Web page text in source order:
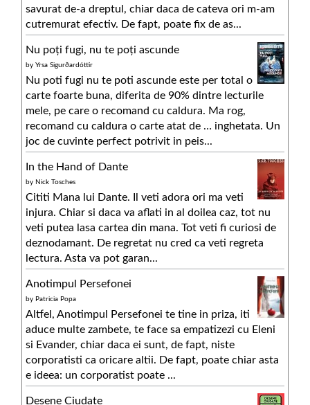
savurat de-a dreptul, chiar daca de cateva ori m-am
cutremurat efectiv. De fapt, poate fix de as...
Nu poți fugi, nu te poți ascunde
byYrsa Sigurðardóttir
Nu poti fugi nu te poti ascunde este per total o
carte foarte buna, diferita de 90% dintre lecturile
mele, pe care o recomand cu caldura. Ma rog,
recomand cu caldura o carte atat de … inghetata. Un
joc de cuvinte perfect potrivit in peis...
In the Hand of Dante
by Nick Tosches
Cititi Mana lui Dante. Il veti adora ori ma veti
injura. Chiar si daca va aflati in al doilea caz, tot nu
veti putea lasa cartea din mana. Tot veti fi curiosi de
deznodamant. De regretat nu cred ca veti regreta
lectura. Asta va pot garan...
Anotimpul Persefonei
by Patricia Popa
Altfel, Anotimpul Persefonei te tine in priza, iti
aduce multe zambete, te face sa empatizezi cu Eleni
si Evander, chiar daca ei sunt, de fapt, niste
corporatisti ca oricare altii. De fapt, poate chiar asta
e ideea: un corporatist poate ...
Desene Ciudate